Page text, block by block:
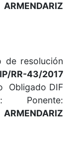
resolución
RR-43/2017
Obligado DIF
Ponente: